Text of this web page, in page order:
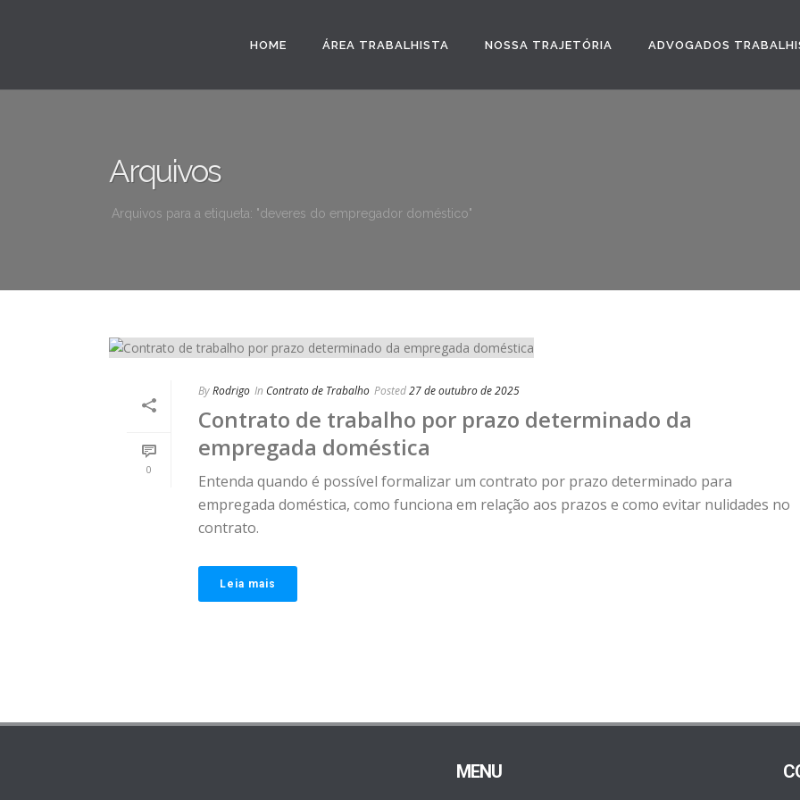
HOME ÁREA TRABALHISTA NOSSA TRAJETÓRIA ADVOGADOS
Arquivos
Arquivos para a etiqueta: "deveres do empregador doméstico"
0
ByRodrigo In Contrato de Trabalho Posted27 de outubro de 2025
Contrato de trabalho por prazo determinado da
empregada doméstica
Entenda quando é possível formalizar um contrato por prazo determinado para
empregada doméstica, como funciona em relação aos prazos e como evitar nulidades no
contrato.
Leia mais
MENU